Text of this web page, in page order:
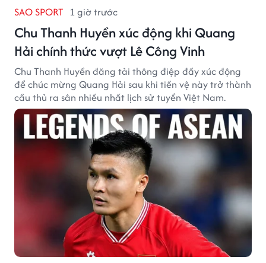
SAO SPORT 1 giờ trước
Chu Thanh Huyền xúc động khi Quang
Hải chính thức vượt Lê Công Vinh
Chu Thanh Huyền đăng tải thông điệp đầy xúc động
để chúc mừng Quang Hải sau khi tiền vệ này trở thành
cầu thủ ra sân nhiều nhất lịch sử tuyển Việt Nam.